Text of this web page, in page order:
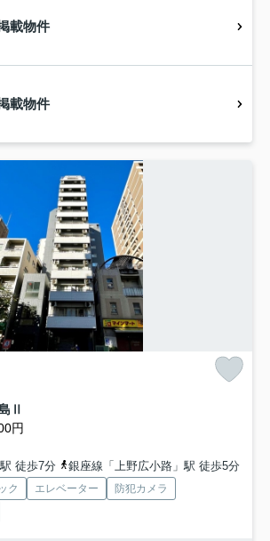
載物件
載物件
Ⅱ
円
徒歩7分
銀座線「上野広小路」駅 徒歩5分
ク エレベーター
防犯カメラ